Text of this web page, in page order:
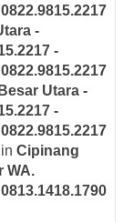
-
-
Utara -
-
Cipinang
WA.